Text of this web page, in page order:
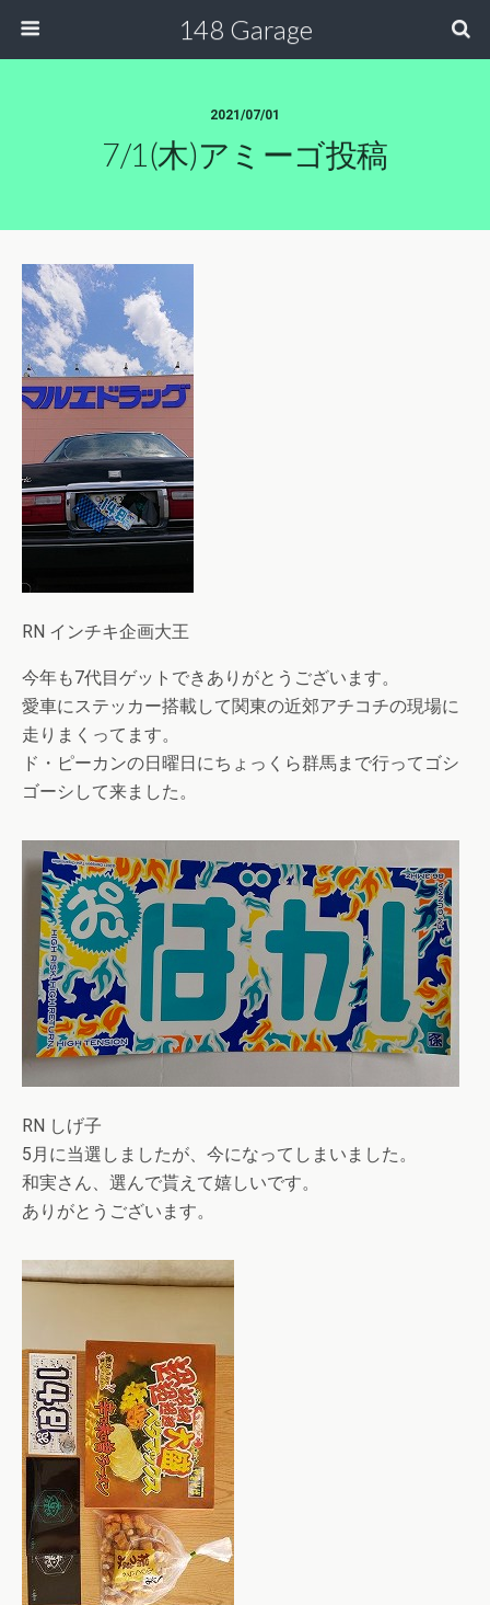
148 Garage
2021/07/01
7/1(木)アミーゴ投稿
RN インチキ企画大王
今年も7代目ゲットできありがとうございます。
愛車にステッカー搭載して関東の近郊アチコチの現場に
走りまくってます。
ド・ピーカンの日曜日にちょっくら群馬まで行ってゴシ
ゴーシして来ました。
RN しげ子
5月に当選しましたが、今になってしまいました。
和実さん、選んで貰えて嬉しいです。
ありがとうございます。